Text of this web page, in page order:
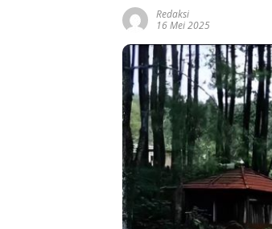
Redaksi
16 Mei 2025